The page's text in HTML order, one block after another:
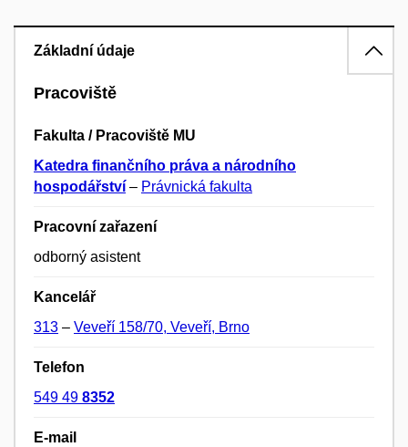
Základní údaje
Pracoviště
Fakulta / Pracoviště MU
Katedra finančního práva a národního
hospodářství – Právnická fakulta
Pracovní zařazení
odborný asistent
Kancelář
313 – Veveří 158/70, Veveří, Brno
Telefon
549 49 8352
E-mail